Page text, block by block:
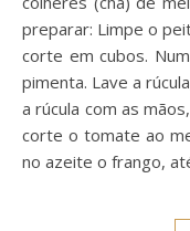
preparar: Limpe o
corte em cubos.
pimenta. Lave a
a rúcula com as
corte o tomate ao
no azeite o frango,